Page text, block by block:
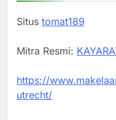
Situs tomat189
Mitra Resmi:
https://
utrecht/